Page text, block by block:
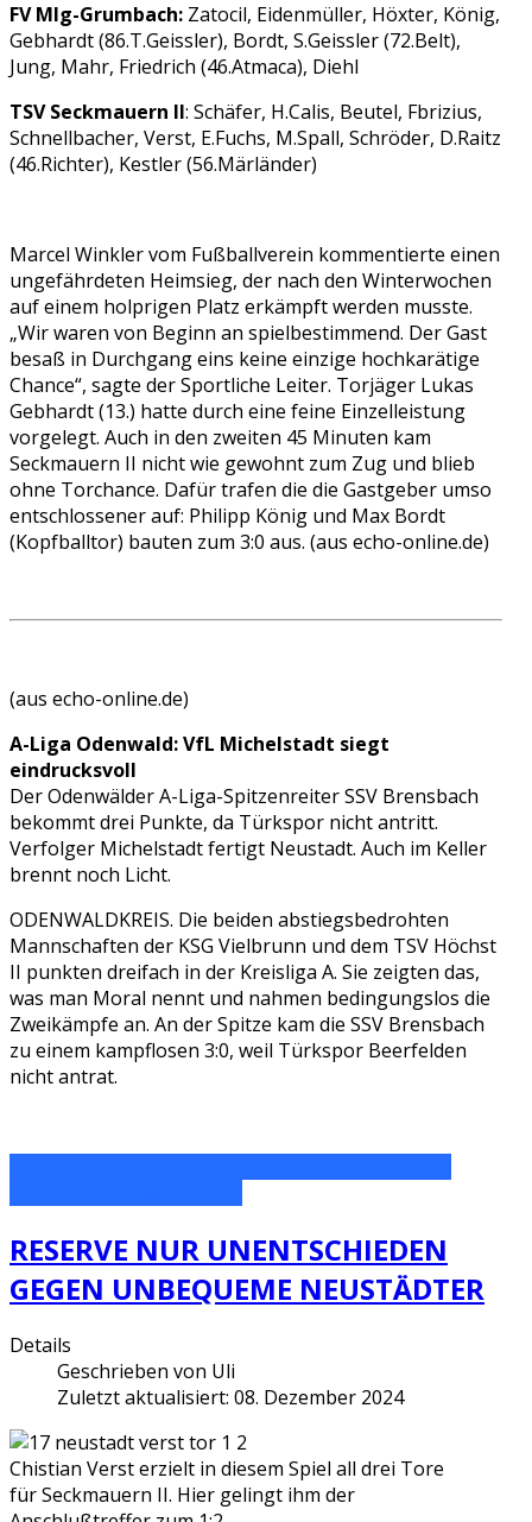
FV Mlg-Grumbach: Zatocil, Eidenmüller, Höxter, König,
Gebhardt (86.T.Geissler), Bordt, S.Geissler (72.Belt),
Jung, Mahr, Friedrich (46.Atmaca), Diehl
TSV Seckmauern II: Schäfer, H.Calis, Beutel, Fbrizius,
Schnellbacher, Verst, E.Fuchs, M.Spall, Schröder, D.Raitz
(46.Richter), Kestler (56.Märländer)
Marcel Winkler vom Fußballverein kommentierte einen
ungefährdeten Heimsieg, der nach den Winterwochen
auf einem holprigen Platz erkämpft werden musste.
„Wir waren von Beginn an spielbestimmend. Der Gast
besaß in Durchgang eins keine einzige hochkarätige
Chance“, sagte der Sportliche Leiter. Torjäger Lukas
Gebhardt (13.) hatte durch eine feine Einzelleistung
vorgelegt. Auch in den zweiten 45 Minuten kam
Seckmauern II nicht wie gewohnt zum Zug und blieb
ohne Torchance. Dafür trafen die die Gastgeber umso
entschlossener auf: Philipp König und Max Bordt
(Kopfballtor) bauten zum 3:0 aus. (aus echo-online.de)
(aus echo-online.de)
A-Liga Odenwald: VfL Michelstadt siegt
eindrucksvoll
Der Odenwälder A-Liga-Spitzenreiter SSV Brensbach
bekommt drei Punkte, da Türkspor nicht antritt.
Verfolger Michelstadt fertigt Neustadt. Auch im Keller
brennt noch Licht.
ODENWALDKREIS. Die beiden abstiegsbedrohten
Mannschaften der KSG Vielbrunn und dem TSV Höchst
II punkten dreifach in der Kreisliga A. Sie zeigten das,
was man Moral nennt und nahmen bedingungslos die
Zweikämpfe an. An der Spitze kam die SSV Brensbach
zu einem kampflosen 3:0, weil Türkspor Beerfelden
nicht antrat.
RESERVE NUR UNENTSCHIEDEN
GEGEN UNBEQUEME NEUSTÄDTER
Details
Geschrieben von Uli
Zuletzt aktualisiert: 08. Dezember 2024
Chistian Verst erzielt in diesem Spiel all drei Tore
für Seckmauern II. Hier gelingt ihm der